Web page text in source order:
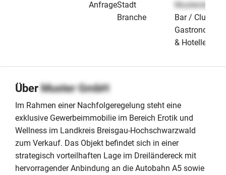
AnfrageStadt
Musterstadt
Branche
Bar / Club
Gastronomie
& Hotellerie
ÜberMuster GmbH
Im Rahmen einer Nachfolgeregelung steht eine
exklusive Gewerbeimmobilie im Bereich Erotik und
Wellness im Landkreis Breisgau-Hochschwarzwald
zum Verkauf. Das Objekt befindet sich in einer
strategisch vorteilhaften Lage im Dreiländereck mit
hervorragender Anbindung an die Autobahn A5 sowie